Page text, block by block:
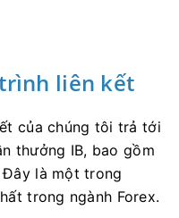
liên kết
của chúng tôi trả tới
thưởng IB, bao gồm
là một trong
trong ngành Forex.